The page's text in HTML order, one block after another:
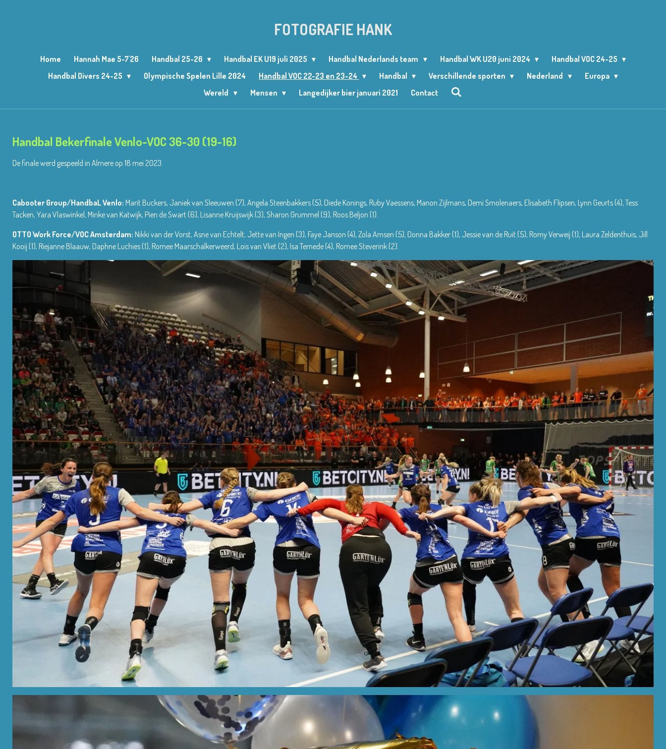
hoofdinhoud
FOTOGRAFIE HANK
Home Hannah Mae 5-7'26 Handbal 25-26 Handbal EK U19 juli 2025 Handbal Nederlands team Handbal WK U20 juni 2024
Handbal VOC 24-25
Handbal Divers 24-25
Olympische Spelen Lille 2024 Handbal VOC 22-23 en 23-24 Handbal Verschillende sporten Nederland
Europa
Wereld
Mensen Langedijker bier januari 2021 Contact
Handbal Bekerfinale Venlo-VOC 36-30 (19-16)
De finale werd gespeeld in Almere op 18 mei 2023.
Cabooter Group/HandbaL Venlo: Marit Buckers, Janiek van Sleeuwen (7), Angela Steenbakkers (5), Diede Konings, Ruby Vaessens, Manon Zijlmans, Demi Smolenaers, Elisabeth Flipsen, Lynn Geurts (4), Tess
Tacken, Yara Vlaswinkel, Minke van Katwijk, Pien de Swart (6), Lisanne Kruijswijk (3), Sharon Grummel (9), Roos Beljon (1).
OTTO Work Force/VOC Amsterdam: Nikki van der Vorst, Asne van Echtelt, Jette van Ingen (3), Faye Janson (4), Zola Amsen (5), Donna Bakker (1), Jessie van de Ruit (5), Romy Verweij (1), Laura Zeldenthuis, Jill
Kooij (1), Riejanne Blaauw, Daphne Luchies (1), Romee Maarschalkerweerd, Lois van Vliet (2), Isa Ternede (4), Romee Steverink (2).